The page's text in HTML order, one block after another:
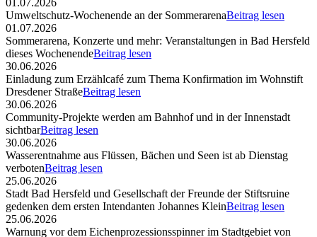
01.07.2026
Umweltschutz-Wochenende an der SommerarenaBeitrag lesen
01.07.2026
Sommerarena, Konzerte und mehr: Veranstaltungen in Bad Hersfeld
dieses WochenendeBeitrag lesen
30.06.2026
Einladung zum Erzählcafé zum Thema Konfirmation im Wohnstift
Dresdener StraßeBeitrag lesen
30.06.2026
Community-Projekte werden am Bahnhof und in der Innenstadt
sichtbarBeitrag lesen
30.06.2026
Wasserentnahme aus Flüssen, Bächen und Seen ist ab Dienstag
verbotenBeitrag lesen
25.06.2026
Stadt Bad Hersfeld und Gesellschaft der Freunde der Stiftsruine
gedenken dem ersten Intendanten Johannes KleinBeitrag lesen
25.06.2026
Warnung vor dem Eichenprozessionsspinner im Stadtgebiet von